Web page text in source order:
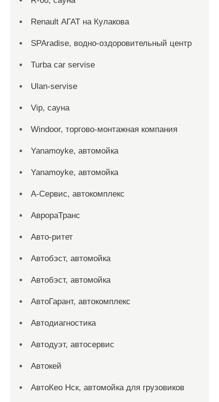
Renault АГАТ на Кулакова
SPAradise, водно-оздоровительный центр
Turba car servise
Ulan-servise
Vip, сауна
Windoor, торгово-монтажная компания
Yanamoyke, автомойка
Yanamoyke, автомойка
А-Сервис, автокомплекс
АврораТранс
Авто-ритет
Автобэст, автомойка
Автобэст, автомойка
АвтоГарант, автокомплекс
Автодиагностика
Автодуэт, автосервис
Автокей
АвтоКео Нск, автомойка для грузовиков